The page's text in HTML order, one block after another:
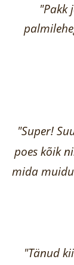
"Pakk
"Super!
poes kõik
mida
"Tänud